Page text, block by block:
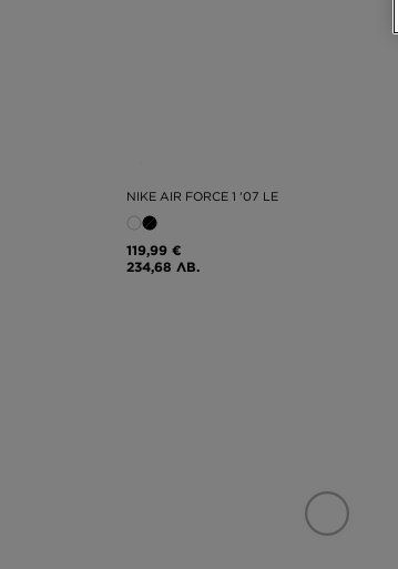
NIKE AIR FORCE 1 '07 LE
119,99 €
234,68 ЛВ.